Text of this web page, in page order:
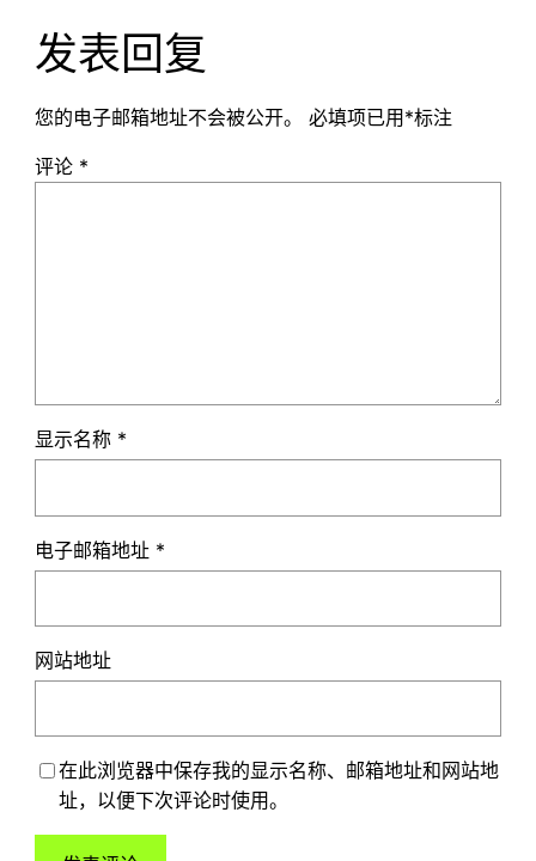
发表回复
您的电子邮箱地址不会被公开。 必填项已用*标注
评论 *
显示名称 *
电子邮箱地址 *
网站地址
在此浏览器中保存我的显示名称、邮箱地址和网站地
址，以便下次评论时使用。